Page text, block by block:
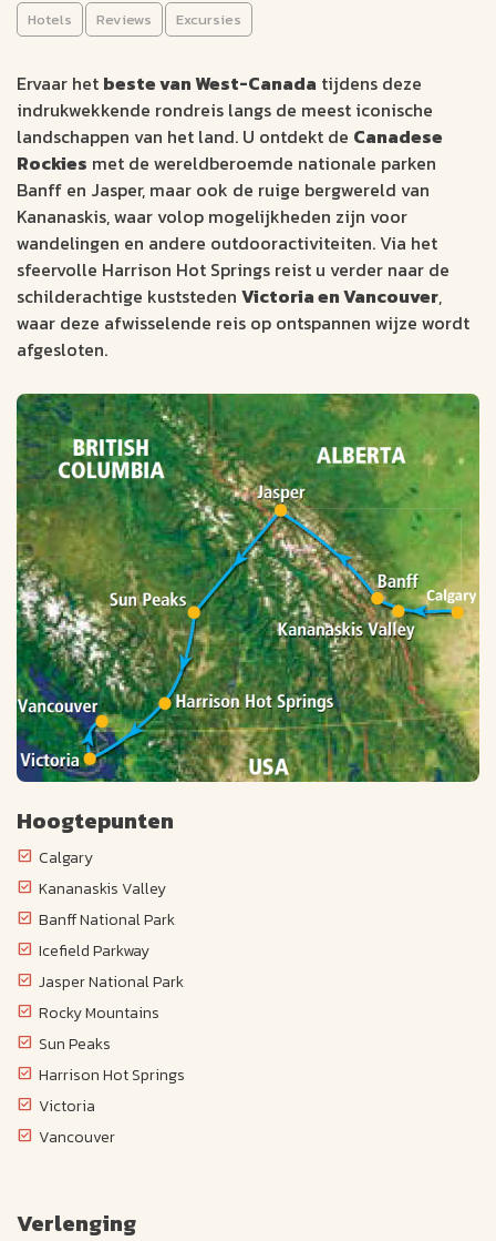
dagen)
Calgary
15 dagen
Vancouver
Aantal km: ± 1500
Wandelen of mountainbiken in Kananaskis
Ontspan in warmwaterbronnen van Harrison Hot Springs
Bezoek Butchart Gardens op Vancouver Island
v.a. € 2543
Bekijk data &
prijzen
maat
Hotels Reviews Excursies
Ervaar het beste van West-Canada tijdens deze
indrukwekkende rondreis langs de meest iconische
landschappen van het land. U ontdekt de Canadese
Rockies met de wereldberoemde nationale parken
Banff en Jasper, maar ook de ruige bergwereld van
Kananaskis, waar volop mogelijkheden zijn voor
wandelingen en andere outdooractiviteiten. Via het
sfeervolle Harrison Hot Springs reist u verder naar de
schilderachtige kuststeden Victoria en Vancouver,
waar deze afwisselende reis op ontspannen wijze wordt
afgesloten.
Hoogtepunten
Calgary
Kananaskis Valley
Banff National Park
Icefield Parkway
Jasper National Park
Rocky Mountains
Sun Peaks
Harrison Hot Springs
Victoria
Vancouver
Verlenging